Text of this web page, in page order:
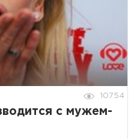
10754
с мужем-